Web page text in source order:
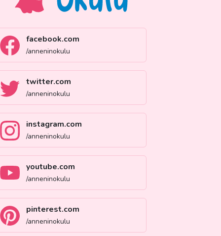
facebook.com
/anneninokulu
twitter.com
/anneninokulu
instagram.com
/anneninokulu
youtube.com
/anneninokulu
pinterest.com
/anneninokulu